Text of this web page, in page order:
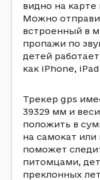
видно на
Можно
встроенный в
пропажи по
детей
как iPhone,
Трекер gps
39329 мм и
положить в
на самокат или
поможет
питомцами,
преклонных